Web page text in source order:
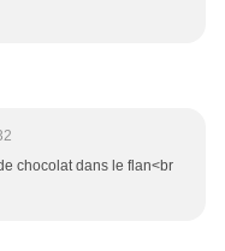
chocolat dans le flan<br